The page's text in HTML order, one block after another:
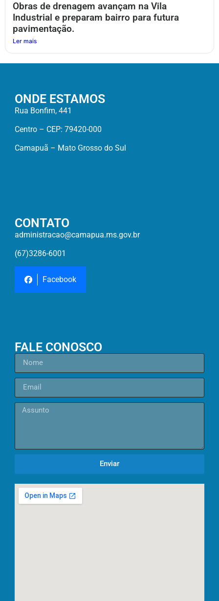
Obras de drenagem avançam na Vila
Industrial e preparam bairro para futura
pavimentação.
Ler mais
ONDE ESTAMOS
Rua Bonfim, 441
Centro – CEP: 79420-000
Camapuã – Mato Grosso do Sul
CONTATO
administracao@camapua.ms.gov.br
(67)3286-6001
Facebook
FALE CONOSCO
Enviar